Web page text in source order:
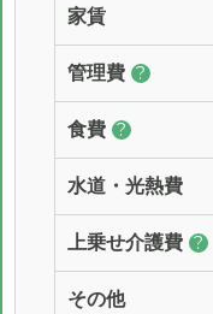
家賃
管理費 ?
食費 ?
水道・光熱費
上乗せ介護費 ?
その他